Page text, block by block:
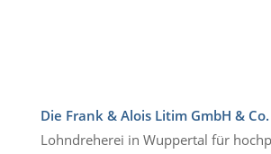
Die Frank & Alois Litim GmbH & Co.
Lohndreherei in Wuppertal für